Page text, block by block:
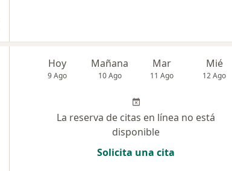
Hoy
9 Ago
Mañana
10 Ago
Mar
11 Ago
Mié
12 Ago
La reserva de citas en línea no está
disponible
Solicita una cita